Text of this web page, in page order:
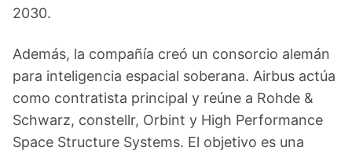
2030.
Además, la compañía creó un consorcio alemán
para inteligencia espacial soberana. Airbus actúa
como contratista principal y reúne a Rohde &
Schwarz, constellr, Orbint y High Performance
Space Structure Systems. El objetivo es una